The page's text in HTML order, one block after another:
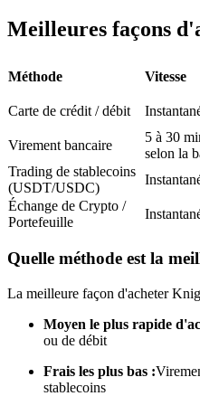
Copie de Trading
Rejoignez les meilleurs
Profitez du partage des
Meilleures façons
Méthode Vitesse
Carte de crédit / débit
Virement bancaire
5 à 30
selon la
Trading de stablecoins
(USDT/USDC)
Échange de Crypto /
Portefeuille
Quelle méthode est la
La meilleure façon d'acheter
Moyen le plus rapide
ou de débit
Frais les plus bas :
stablecoins